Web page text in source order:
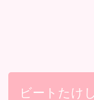
ビートたけ